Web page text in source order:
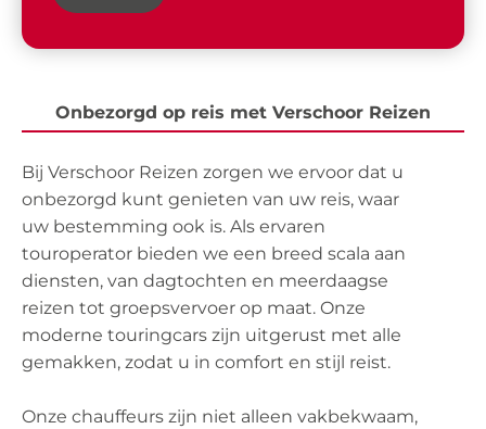
Onbezorgd op reis met Verschoor Reizen
Bij Verschoor Reizen zorgen we ervoor dat u
onbezorgd kunt genieten van uw reis, waar
uw bestemming ook is. Als ervaren
touroperator bieden we een breed scala aan
diensten, van dagtochten en meerdaagse
reizen tot groepsvervoer op maat. Onze
moderne touringcars zijn uitgerust met alle
gemakken, zodat u in comfort en stijl reist.
Onze chauffeurs zijn niet alleen vakbekwaam,